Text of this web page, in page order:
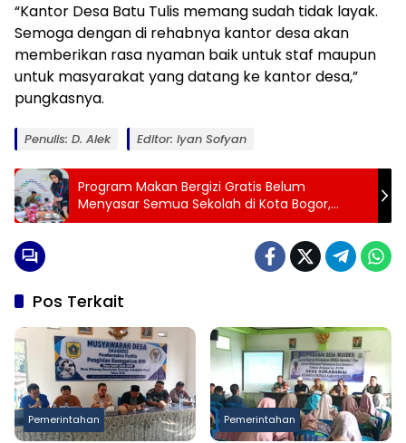
“Kantor Desa Batu Tulis memang sudah tidak layak.
Semoga dengan di rehabnya kantor desa akan
memberikan rasa nyaman baik untuk staf maupun
untuk masyarakat yang datang ke kantor desa,”
pungkasnya.
Penulis: D. Alek Editor: Iyan Sofyan
Program Makan Bergizi Gratis Belum
Menyasar Semua Sekolah di Kota Bogor,
Butuh 80 SPPG
Pos Terkait
Pemerintahan Pemerintahan